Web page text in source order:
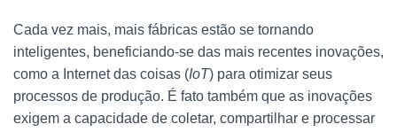
Cada vez mais, mais fábricas estão se tornando
inteligentes, beneficiando-se das mais recentes inovações,
como a Internet das coisas (IoT) para otimizar seus
processos de produção. É fato também que as inovações
exigem a capacidade de coletar, compartilhar e processar